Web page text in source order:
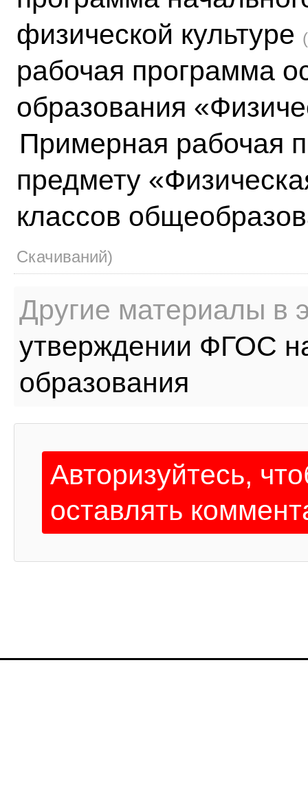
физической культуре
рабочая программа
образования
Примерная рабочая
предмету
классов
Скачиваний)
Другие материалы в
утверждении ФГОС
образования
Авторизуйтесь,
оставлять